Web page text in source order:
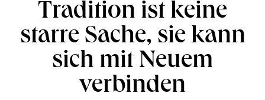
Tradition ist keine
starre Sache, sie kann
sich mit Neuem
verbinden